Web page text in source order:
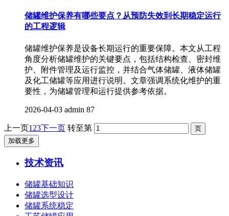
储罐维护保养有哪些要点？从预防失效到长期稳定运行
的工程逻辑
储罐维护保养是设备长期运行的重要保障。本文从工程
角度分析储罐维护的关键要点，包括结构检查、密封维
护、附件管理及运行监控，并结合气体储罐、液体储罐
及化工储罐等应用进行说明。文章强调系统化维护的重
要性，为储罐管理和运行提供参考依据。
2026-04-03 admin 87
上一页1 23下一页 转至第
加载更多
技术资讯
储罐基础知识
储罐选型设计
储罐系统稳定